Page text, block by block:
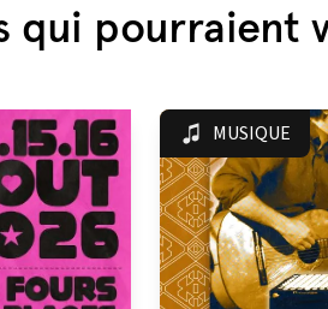
qui pourraient
MUSIQUE